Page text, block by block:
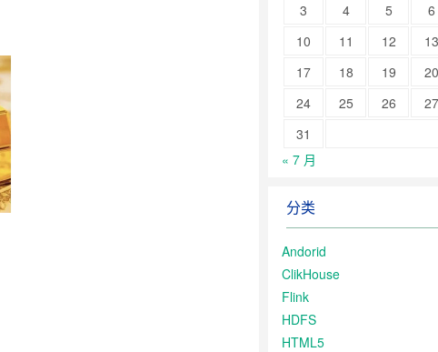
3
4 5 6
10
11 12 13
17
18 19 20
24
25 26 27
31
« 7 月
分类
Andorid
ClikHouse
Flink
HDFS
HTML5